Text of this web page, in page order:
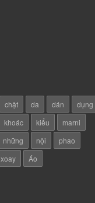
chật da dán
dụng
khoác kiểu
marni
những nội
phao
xoay
Áo